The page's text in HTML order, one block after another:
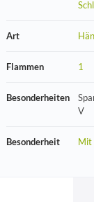
Art
Flammen 1
Besonderheiten
V
Besonderheit Mit